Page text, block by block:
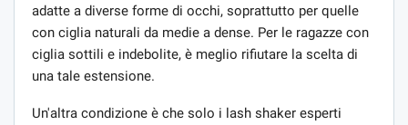
adatte a diverse forme di occhi, soprattutto per quelle
con ciglia naturali da medie a dense. Per le ragazze con
ciglia sottili e indebolite, è meglio rifiutare la scelta di
una tale estensione.
Un'altra condizione è che solo i lash shaker esperti